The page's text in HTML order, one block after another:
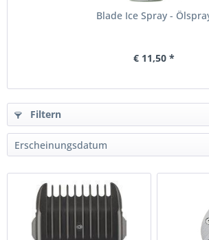
Blade Ice Spray -
€ 11,50 *
Filtern